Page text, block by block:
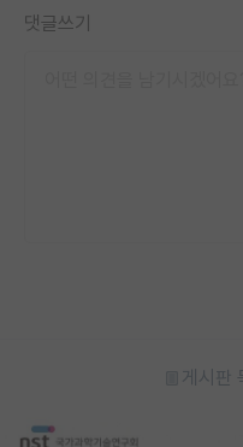
댓글쓰기
게시판